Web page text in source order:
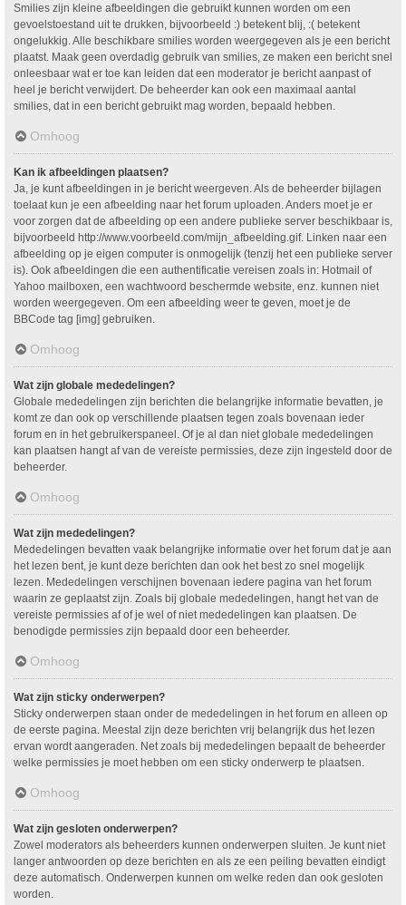
Smilies zijn kleine afbeeldingen die gebruikt kunnen worden om een
gevoelstoestand uit te drukken, bijvoorbeeld :) betekent blij, :( betekent
ongelukkig. Alle beschikbare smilies worden weergegeven als je een bericht
plaatst. Maak geen overdadig gebruik van smilies, ze maken een bericht snel
onleesbaar wat er toe kan leiden dat een moderator je bericht aanpast of
heel je bericht verwijdert. De beheerder kan ook een maximaal aantal
smilies, dat in een bericht gebruikt mag worden, bepaald hebben.
Omhoog
Kan ik afbeeldingen plaatsen?
Ja, je kunt afbeeldingen in je bericht weergeven. Als de beheerder bijlagen
toelaat kun je een afbeelding naar het forum uploaden. Anders moet je er
voor zorgen dat de afbeelding op een andere publieke server beschikbaar is,
bijvoorbeeld http://www.voorbeeld.com/mijn_afbeelding.gif. Linken naar een
afbeelding op je eigen computer is onmogelijk (tenzij het een publieke server
is). Ook afbeeldingen die een authentificatie vereisen zoals in: Hotmail of
Yahoo mailboxen, een wachtwoord beschermde website, enz. kunnen niet
worden weergegeven. Om een afbeelding weer te geven, moet je de
BBCode tag [img] gebruiken.
Omhoog
Wat zijn globale mededelingen?
Globale mededelingen zijn berichten die belangrijke informatie bevatten, je
komt ze dan ook op verschillende plaatsen tegen zoals bovenaan ieder
forum en in het gebruikerspaneel. Of je al dan niet globale mededelingen
kan plaatsen hangt af van de vereiste permissies, deze zijn ingesteld door de
beheerder.
Omhoog
Wat zijn mededelingen?
Mededelingen bevatten vaak belangrijke informatie over het forum dat je aan
het lezen bent, je kunt deze berichten dan ook het best zo snel mogelijk
lezen. Mededelingen verschijnen bovenaan iedere pagina van het forum
waarin ze geplaatst zijn. Zoals bij globale mededelingen, hangt het van de
vereiste permissies af of je wel of niet mededelingen kan plaatsen. De
benodigde permissies zijn bepaald door een beheerder.
Omhoog
Wat zijn sticky onderwerpen?
Sticky onderwerpen staan onder de mededelingen in het forum en alleen op
de eerste pagina. Meestal zijn deze berichten vrij belangrijk dus het lezen
ervan wordt aangeraden. Net zoals bij mededelingen bepaalt de beheerder
welke permissies je moet hebben om een sticky onderwerp te plaatsen.
Omhoog
Wat zijn gesloten onderwerpen?
Zowel moderators als beheerders kunnen onderwerpen sluiten. Je kunt niet
langer antwoorden op deze berichten en als ze een peiling bevatten eindigt
deze automatisch. Onderwerpen kunnen om welke reden dan ook gesloten
worden.